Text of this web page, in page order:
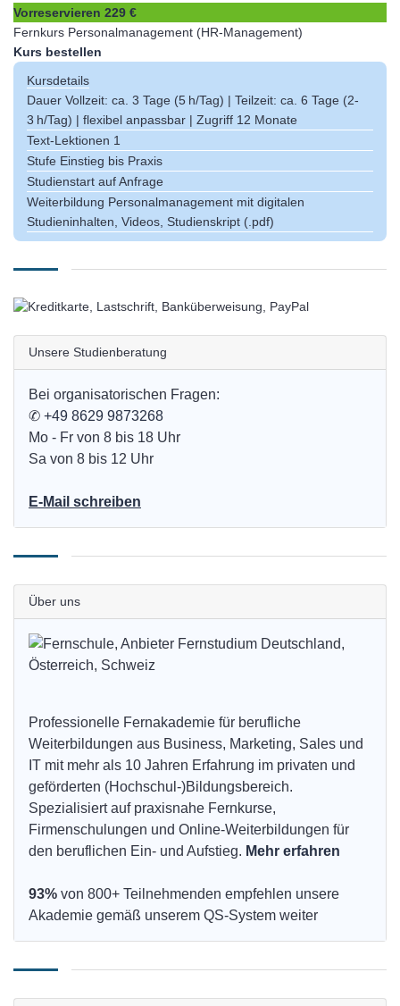
Vorreservieren 229 €
Fernkurs Personalmanagement (HR-Management)
Kurs bestellen
Kursdetails
Dauer Vollzeit: ca. 3 Tage (5 h/Tag) | Teilzeit: ca. 6 Tage (2-
3 h/Tag) | flexibel anpassbar | Zugriff 12 Monate
Text-Lektionen 1
Stufe Einstieg bis Praxis
Studienstart auf Anfrage
Weiterbildung Personalmanagement mit digitalen
Studieninhalten, Videos, Studienskript (.pdf)
Unsere Studienberatung
Bei organisatorischen Fragen:
✆ +49 8629 9873268
Mo - Fr von 8 bis 18 Uhr
Sa von 8 bis 12 Uhr
E-Mail schreiben
Über uns
Professionelle Fernakademie für berufliche
Weiterbildungen aus Business, Marketing, Sales und
IT mit mehr als 10 Jahren Erfahrung im privaten und
geförderten (Hochschul-)Bildungsbereich.
Spezialisiert auf praxisnahe Fernkurse,
Firmenschulungen und Online-Weiterbildungen für
den beruflichen Ein- und Aufstieg. Mehr erfahren
93% von 800+ Teilnehmenden empfehlen unsere
Akademie gemäß unserem QS-System weiter